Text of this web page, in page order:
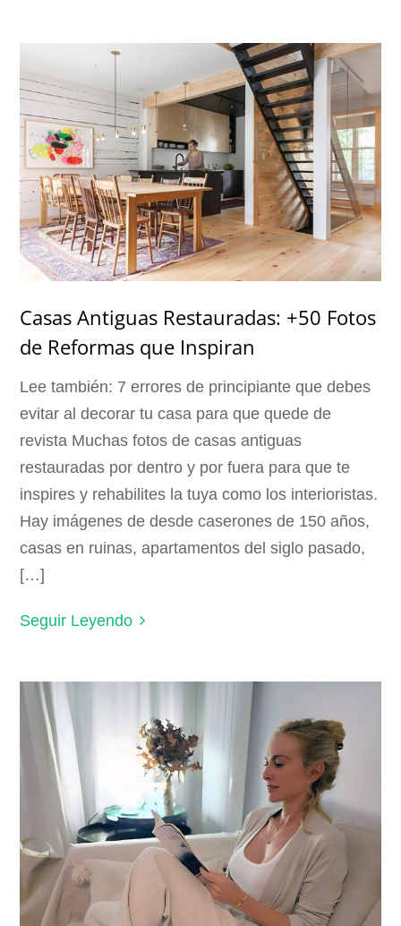
Casas Antiguas Restauradas: +50 Fotos
de Reformas que Inspiran
Lee también: 7 errores de principiante que debes
evitar al decorar tu casa para que quede de
revista Muchas fotos de casas antiguas
restauradas por dentro y por fuera para que te
inspires y rehabilites la tuya como los interioristas.
Hay imágenes de desde caserones de 150 años,
casas en ruinas, apartamentos del siglo pasado,
[…]
Seguir Leyendo